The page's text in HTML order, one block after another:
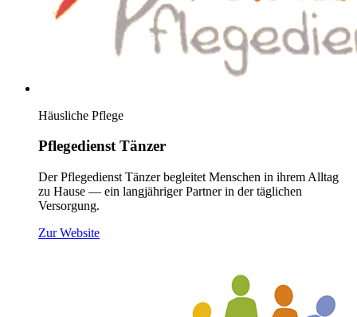
Häusliche Pflege
Pflegedienst Tänzer
Der Pflegedienst Tänzer begleitet Menschen in ihrem Alltag
zu Hause — ein langjähriger Partner in der täglichen
Versorgung.
Zur Website(öffnet neues Fenster)